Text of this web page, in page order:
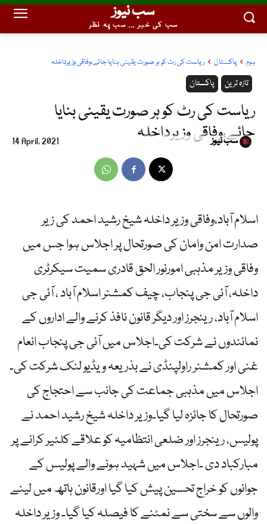
سب نیوز
سب کی خبر ... سب پہ نظر
ہوم پاکستان ریاست کی رٹ کو ہر صورت یقینی بنایا جائے،وفاقی وزیرداخلہ
پاکستان تازہ ترین
ریاست کی رٹ کو ہر صورت یقینی بنایا
جائے،وفاقی وزیرداخلہ
14 April, 2021 سب نیوز
اسلام آباد،وفاقی وزیر داخلہ شیخ رشید احمد کی زیر
صدارت امن وامان کی صورتحال پر اجلاس ہوا جس میں
وفاقی وزیر مذہبی امورنور الحق قادری سمیت سیکرٹری
داخلہ، آئی جی پنجاب، چیف کمشنر اسلام آباد ، آئی جی
اسلام آباد، رینجرز اور دیگر قانون نافذ کرنے والے اداروں کے
نمائندوں نے شرکت کی۔اجلاس میں آئی جی پنجاب انعام
غنی اور کمشنر راولپنڈی نے بذریعہ ویڈیو لنک شرکت کی۔
اجلاس میں مذہبی جماعت کی جانب سے احتجاج کی
صورتحال کا جائزہ لیا گیا۔وزیر داخلہ شیخ رشید احمد نے
پولیس، رینجرز اور ضلعی انتظامیہ کو علاقے کلئیر کرانے پر
مبارکباد دی ۔اجلاس میں شہید ہونے والے پولیس کے
جوانوں کو خراج تحسین پیش کیا گیا اورقانون ہاتھ میں لینے
والوں سے سختی سے نمٹنے کا فیصلہ کیا گیا۔ وزیر داخلہ